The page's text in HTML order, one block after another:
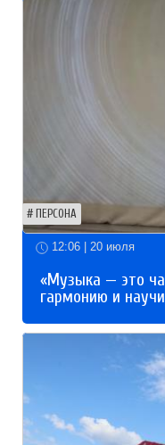
ПЕРСОНА
12:06 | 20 июля
«Музыка — это
гармонию и